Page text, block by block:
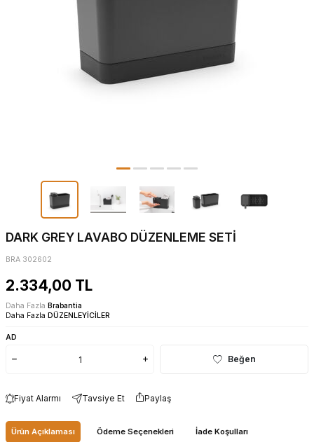
DARK GREY LAVABO DÜZENLEME SETİ
BRA 302602
2.334,00 TL
Daha Fazla Brabantia
Daha Fazla DÜZENLEYİCİLER
AD
Beğen
Fiyat Alarmı Tavsiye Et Paylaş
Ürün Açıklaması Ödeme Seçenekleri İade Koşulları